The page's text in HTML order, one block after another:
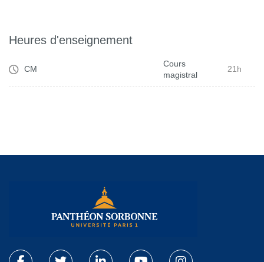
Heures d'enseignement
CM
Cours
magistral
21h